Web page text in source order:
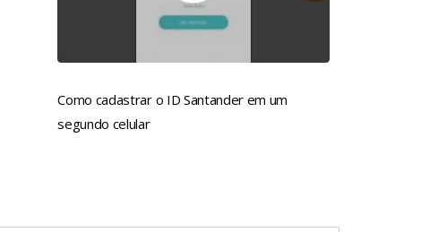
Como cadastrar o ID Santander em um
segundo celular